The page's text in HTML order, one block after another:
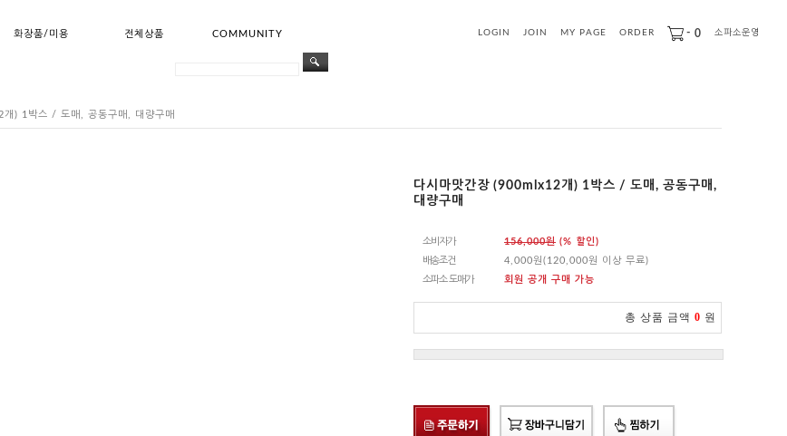
LOGIN JOIN MY PAGE ORDER - 0 소파소운영
화장품/미용 전체상품 COMMUNITY
) 1박스 / 도매, 공동구매, 대량구매
다시마맛간장 (900mlx12개) 1박스 / 도매, 공동구매,
대량구매
소비자가 156,000원 (% 할인)
배송조건
4,000원(120,000원 이상 무료)
소파소 도매가
회원 공개 구매 가능
총 상품 금액 0 원